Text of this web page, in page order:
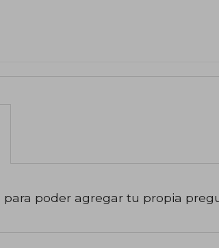
para poder agregar tu propia